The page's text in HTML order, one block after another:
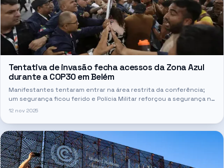
Tentativa de invasão fecha acessos da Zona Azul
durante a COP30 em Belém
Manifestantes tentaram entrar na área restrita da conferência;
um segurança ficou ferido e Polícia Militar reforçou a segurança no
local.
12 nov 2025